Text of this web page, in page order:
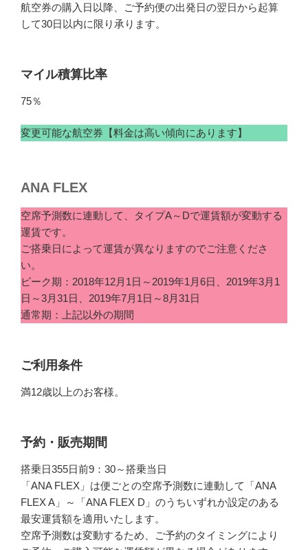
航空券の購入日以降、ご予約便の出発日の翌日から起算
して30日以内に限り承ります。
マイル積算比率
75％
変更可能な航空券【料金は高い傾向にあります】
ANA FLEX
空席予測数に連動して、タイプA～Dで運賃額が変動する
運賃です。
ご搭乗日によって運賃が異なりますのでご注意くださ
い。
ピーク期：2018年12月1日～2019年1月6日、2019年3月1
日～3月31日、2019年7月1日～8月31日
通常期：上記以外の期間
ご利用条件
満12歳以上のお客様。
予約・販売期間
搭乗日355日前9：30～搭乗当日
「ANA FLEX」は便ごとの空席予測数に連動して「ANA
FLEX A」～「ANA FLEX D」のうちいずれか設定のある
最安運賃額を適用いたします。
空席予測数は変動するため、ご予約のタイミングにより